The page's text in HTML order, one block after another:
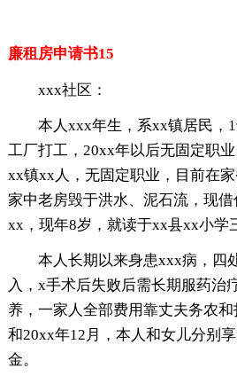
廉租房申请书15
xxx社区：
本人xxx年生，系xx镇居民，
工厂打工，20xx年以后无固定职
xx镇xx人，无固定职业，目前在
家中老房毁于洪水、泥石流，现
xx，现年8岁，就读于xx县xx小学
本人长期以来身患xxx病，四
入，x手术后失败后需长期服药治
养，一家人全部费用靠丈夫务农和
和20xx年12月，本人和女儿分别
金。